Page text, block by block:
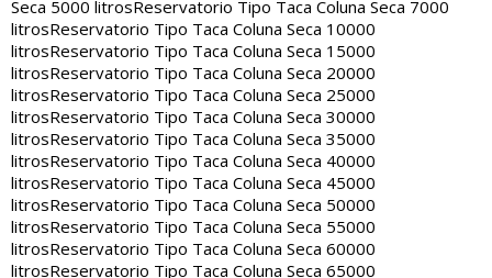
Seca 5000 litrosReservatorio Tipo Taca Coluna Seca 7000
litrosReservatorio Tipo Taca Coluna Seca 10000
litrosReservatorio Tipo Taca Coluna Seca 15000
litrosReservatorio Tipo Taca Coluna Seca 20000
litrosReservatorio Tipo Taca Coluna Seca 25000
litrosReservatorio Tipo Taca Coluna Seca 30000
litrosReservatorio Tipo Taca Coluna Seca 35000
litrosReservatorio Tipo Taca Coluna Seca 40000
litrosReservatorio Tipo Taca Coluna Seca 45000
litrosReservatorio Tipo Taca Coluna Seca 50000
litrosReservatorio Tipo Taca Coluna Seca 55000
litrosReservatorio Tipo Taca Coluna Seca 60000
litrosReservatorio Tipo Taca Coluna Seca 65000